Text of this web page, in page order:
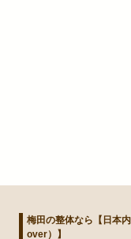
梅田の整体なら【日本
over）】